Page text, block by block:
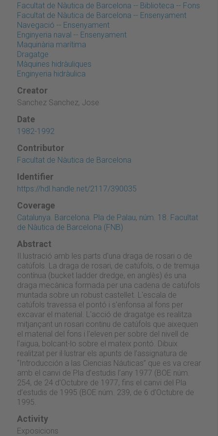
Facultat de Nàutica de Barcelona -- Biblioteca -- Fons
Facultat de Nàutica de Barcelona -- Ensenyament
Navegació -- Ensenyament
Enginyeria naval -- Ensenyament
Maquinària marítima
Dragatge
Màquines hidràuliques
Enginyeria hidràulica
Creator
Sanchez Sanchez, Jose
Date
1982-1992
Contributor
Facultat de Nàutica de Barcelona
Identifier
https://hdl.handle.net/2117/390035
Coverage
Catalunya. Barcelona. Pla de Palau, núm. 18. Facultat
de Nàutica de Barcelona (FNB)
Abstract
Il.lustració amb les parts d'una draga de rosari o de
catúfols. La draga de rosari, de catúfols, o de tremuja
contínua (bucket ladder dredge, en anglès) és una
draga mecànica formada per una cadena de catúfols
muntada sobre un robust castellet. L'escala de
catúfols travessa el pontó i s'enfonsa al fons per
excavar el material. L'acció de dragatge es realitza
mitjançant un rosari continu de catúfols que aixequen
el material del fons i l'eleven per sobre del nivell de
l'aigua, bolcant-lo sobre el mateix pontó. Dibuix
realitzat per il·lustrar els apunts de l’assignatura de
“Introducción a las Ciencias Náuticas” que es va crear
amb el canvi de Pla d’estudis l’any 1977 (BOE núm.
254, de 24 d’Octubre de 1977, fins el canvi del Pla
d’estudis de 1995 (BOE núm. 239, de 6 d’Octubre de
1995.
Activity
Exposicions